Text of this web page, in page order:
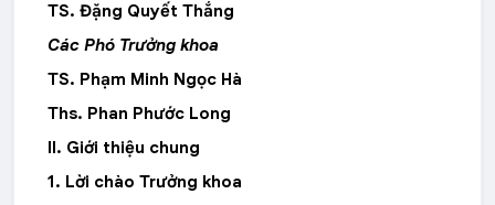
TS. Đặng Quyết Thắng
Các Phó Trưởng khoa
TS. Phạm Minh Ngọc Hà
Ths. Phan Phước Long
II. Giới thiệu chung
1. Lời chào Trưởng khoa